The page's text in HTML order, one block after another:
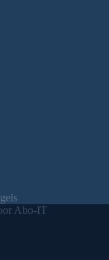
Abo-IT